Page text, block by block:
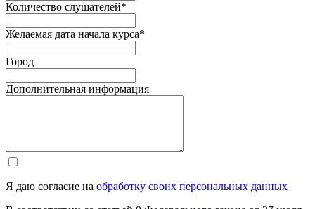
Количество слушателей*
Желаемая дата начала курса*
Город
Дополнительная информация
Я даю согласие на обработку своих персональных данных